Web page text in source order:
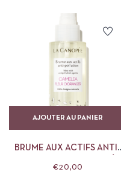
AJOUTER AU PANIER
BRUME AUX ACTIFS ANTI-
€20,00